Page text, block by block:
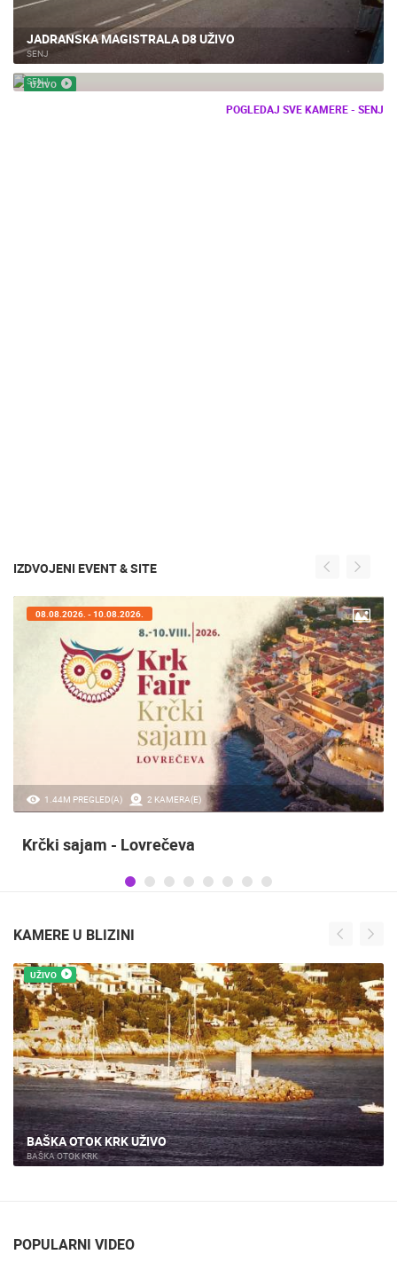
JADRANSKA MAGISTRALA D8 UŽIVO
SENJ
UŽIVO
SENJ LIVE! PARK KNJIŽEVNIKA UZ MORE
SENJ
POGLEDAJ SVE KAMERE - SENJ
IZDVOJENI EVENT & SITE
1.44M PREGLED(A) 2 KAMERA(E)
08.08.2026. - 10.08.2026.
Krčki sajam - Lovrečeva
KAMERE U BLIZINI
UŽIVO
BRINJE CENTAR
BRINJE
POPULARNI VIDEO